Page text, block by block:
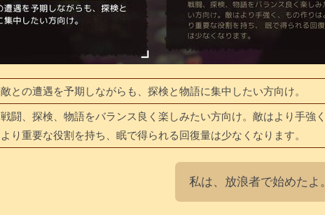
敵との遭遇を予期しながらも、探検と物語に集中したい方向け。
戦闘、探検、物語をバランス良く楽しみたい方向け。敵はより手強
より重要な役割を持ち、眠で得られる回復量は少なくなります。
私は、放浪者で始めたよ。